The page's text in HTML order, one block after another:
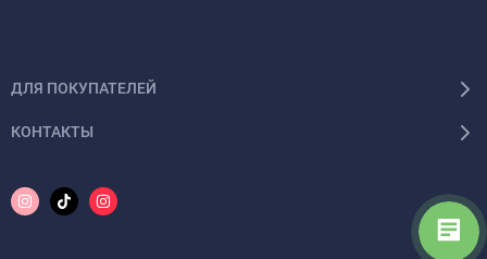
ДЛЯ ПОКУПАТЕЛЕЙ
КОНТАКТЫ